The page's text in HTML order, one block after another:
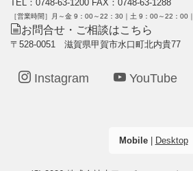
TEL：0748-63-1200 FAX：0748-63-1288
［営業時間］月～金 9：00～22：30｜土 9：00～22：00
お問合せ・ご相談はこちら
〒528-0051 滋賀県甲賀市水口町北内貴77
Instagram YouTube
Mobile| Desktop